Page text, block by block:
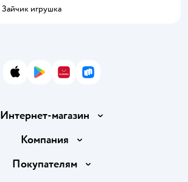
Зайчик игрушка
App StoreGoogle Play
AppGallery
RuStore
Интернет-магазин
Доставка и оплата
Правила продажи
Компания
Вакансии
Покупателям